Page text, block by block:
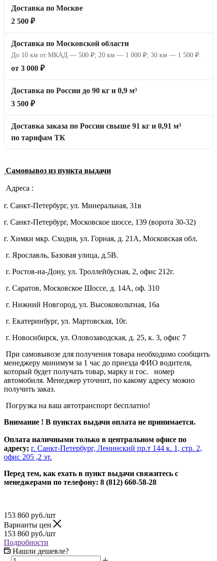
Доставка по Москве
2 500 ₽
Доставка по Московской области
До 10 км от МКАД — 500 ₽; 20 км — 1 000 ₽; 30 км — 1 500 ₽.
от 3 000 ₽
Доставка по России до 90 кг и 0,9 м³
3 500 ₽
Доставка заказа по России свыше 91 кг и 0,91 м³
по тарифам ТК
Самовывоз из пункта выдачи
Адреса :
г. Санкт-Петербург, ул. Минеральная, 31в
г. Санкт-Петербург, Московское шоссе, 139 (ворота 30-32)
г. Химки мкр. Сходня, ул. Горная, д. 21А, Московская обл.
г. Ярославль, Базовая улица, д.5В.
г. Ростов-на-Дону, ул. Троллейбусная, 2, офис 212г.
г. Саратов, Московское Шоссе, д. 14А, оф. 310
г. Нижний Новгород, ул. Высоковольтная, 16а
г. Екатеринбург, ул. Мартовская, 10г.
г. Новосибирск, ул. Оловозаводская, д. 25, к. 3, офис 7
При самовывозе для получения товара необходимо сообщить
менеджеру минимум за 1 час до приезда ФИО водителя,
который будет получать товар, марку и гос. номер
автомобиля. Менеджер уточнит, по какому адресу можно
получить заказ.
Погрузка на ваш автотранспорт бесплатно!
Внимание ! В пунктах выдачи оплата не принимается.
Оплата наличными только в центральном офисе по
адресу; г. Санкт-Петербург, Ленинский пр.т 144 к. 1, стр. 2,
офис 205 ,2 эт.
Перед тем, как ехать в пункт выдачи свяжитесь с
менеджерами по телефону: 8 (812) 660-58-28
153 860 руб./шт
Варианты цен
153 860 руб./шт
Подробности
Нашли дешевле?